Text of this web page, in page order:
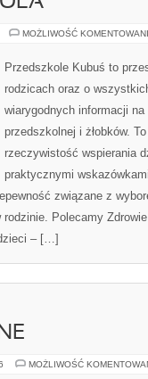
MOŻLIWOŚĆ
Przedszkole Kubuś to
rodzicach oraz o
wiarygodnych informacji
przedszkolnej i żłobków.
rzeczywistość wspierania
praktycznymi
związane z
Polecamy
– […]
MOŻLIWOŚĆ